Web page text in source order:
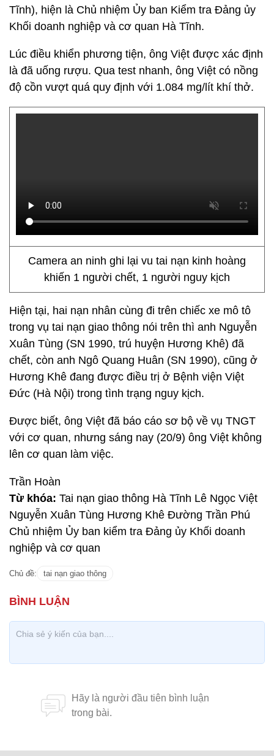
Tĩnh), hiện là Chủ nhiệm Ủy ban Kiểm tra Đảng ủy
Khối doanh nghiệp và cơ quan Hà Tĩnh.
Lúc điều khiển phương tiện, ông Việt được xác định
là đã uống rượu. Qua test nhanh, ông Việt có nồng
độ cồn vượt quá quy định với 1.084 mg/lít khí thở.
Camera an ninh ghi lại vu tai nạn kinh hoàng
khiến 1 người chết, 1 người nguy kịch
Hiện tại, hai nạn nhân cùng đi trên chiếc xe mô tô
trong vụ tai nạn giao thông nói trên thì anh Nguyễn
Xuân Tùng (SN 1990, trú huyện Hương Khê) đã
chết, còn anh Ngô Quang Huân (SN 1990), cũng ở
Hương Khê đang được điều trị ở Bệnh viện Việt
Đức (Hà Nội) trong tình trạng nguy kịch.
Được biết, ông Việt đã báo cáo sơ bộ về vụ TNGT
với cơ quan, nhưng sáng nay (20/9) ông Việt không
lên cơ quan làm việc.
Trần Hoàn
Từ khóa: Tai nạn giao thông Hà Tĩnh Lê Ngọc Việt
Nguyễn Xuân Tùng Hương Khê Đường Trần Phú
Chủ nhiệm Ủy ban kiểm tra Đảng ủy Khối doanh
nghiệp và cơ quan
Chủ đề: tai nạn giao thông